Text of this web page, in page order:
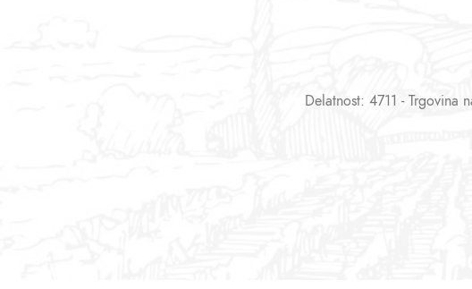
Delatnost: 4711 - Trgovina